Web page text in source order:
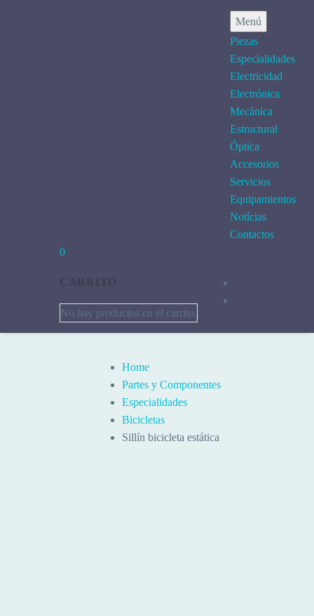
Menú
Piezas
Especialidades
Electricidad
Electrónica
Mecánica
Estructural
Óptica
Accesorios
Servicios
Equipamientos
Notícias
Contactos
0
No hay productos en el carrito.
Home
Partes y Componentes
Especialidades
Bicicletas
Sillín bicicleta estática